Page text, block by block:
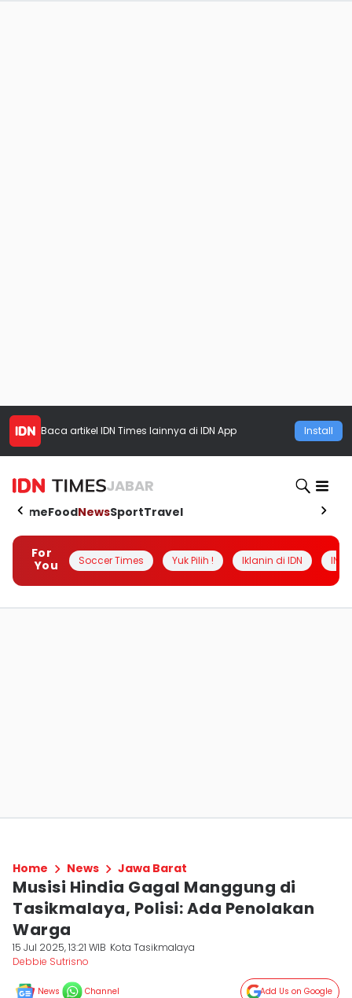
Baca artikel IDN Times lainnya di IDN App Install
JABAR
HomeFoodNewsSportTravel
For
You
Soccer Times Yuk Pilih ! Iklanin di IDN
Home News Jawa Barat
Musisi Hindia Gagal Manggung di
Tasikmalaya, Polisi: Ada Penolakan
Warga
15 Jul 2025, 13:21 WIB Kota Tasikmalaya
Debbie Sutrisno
News Channel Add Us on Google